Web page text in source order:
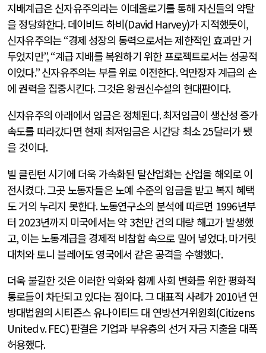
지배계급은 신자유주의라는 이데올로기를 통해 자신들의 약탈
을 정당화한다.데이비드 하비(David Harvey)가 지적했듯이,
신자유주의는“경제 성장의 동력으로서는 제한적인 효과만 거
두었지만”, “계급 지배를 복원하기 위한 프로젝트로서는 성공적
이었다.”신자유주의는 부를 위로 이전한다.억만장자 계급의 손
에 권력을 집중시킨다.그것은 왕권신수설의 현대판이다.
신자유주의 아래에서 임금은 정체된다.최저임금이 생산성 증가
속도를 따라갔다면 현재 최저임금은 시간당 최소25달러가 됐
을 것이다.
빌 클린턴 시기에 더욱 가속화된 탈산업화는 산업을 해외로 이
전시켰다.그곳 노동자들은 노예 수준의 임금을 받고 복지 혜택
도 거의 누리지 못한다.노동연구소의 분석에 따르면 1996년부
터 2023년까지 미국에서는 약 3천만 건의 대량 해고가 발생했
고, 이는 노동계급을 경제적 비참함 속으로 밀어 넣었다.마거릿
대처와 토니 블레어도 영국에서 같은 공격을 수행했다.
더욱 불길한 것은 이러한 악화와 함께 사회 변화를 위한 평화적
통로들이 차단되고 있다는 점이다.그 대표적 사례가 2010년 연
방대법원의 시티즌스 유나이티드 대 연방선거위원회(Citizens
United v. FEC)판결은 기업과 부유층의 선거 자금 지출을 대폭
허용했다.